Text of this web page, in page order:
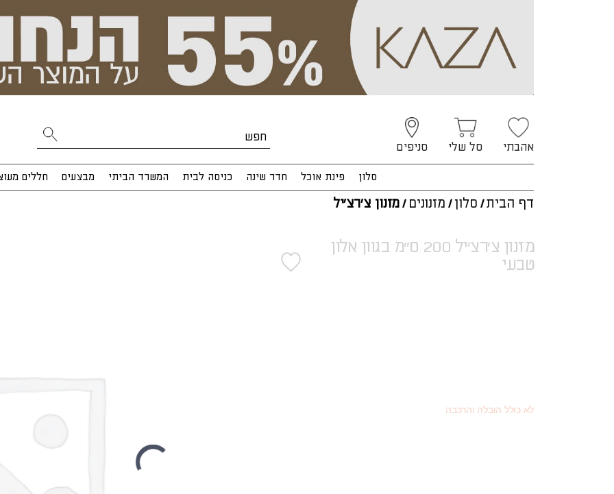
אהבתי סל שלי סניפים
סלון פינת אוכל חדר שינה כניסה לבית המשרד הביתי מבצעים חללים
דף הבית/ סלון / מזנונים /מזנון צ'רצ'יל
מזנון צ'רצ'יל 200 ס"מ בגוון אלון
טבעי
לא כולל הובלה והרכבה